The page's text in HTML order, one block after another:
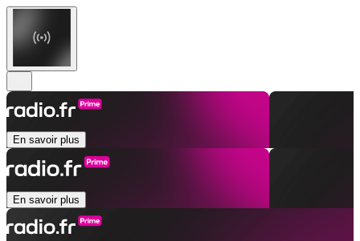
En savoir plus
En savoir plus